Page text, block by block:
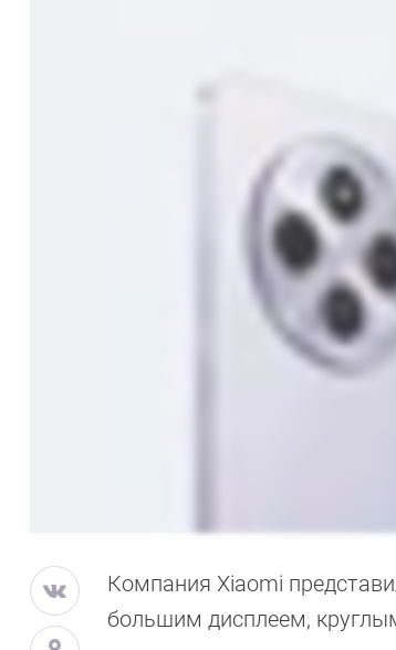
Компания Xiaomi
большим дисплеем,